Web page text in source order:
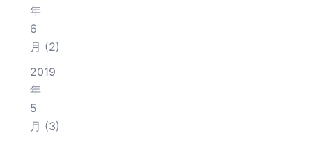
年
6
月 (2)
2019
年
5
月 (3)